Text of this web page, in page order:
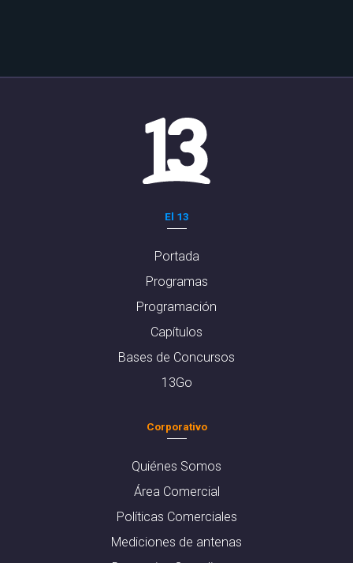
El 13
Portada
Programas
Programación
Capítulos
Bases de Concursos
13Go
Corporativo
Quiénes Somos
Área Comercial
Políticas Comerciales
Mediciones de antenas